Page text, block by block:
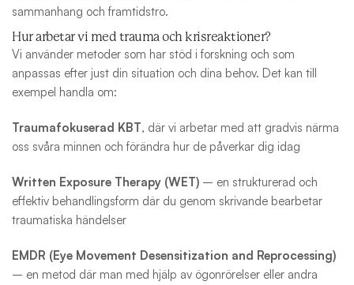
sammanhang och framtidstro.
Hur arbetar vi med trauma och krisreaktioner?
Vi använder metoder som har stöd i forskning och som
anpassas efter just din situation och dina behov. Det kan till
exempel handla om:
Traumafokuserad KBT, där vi arbetar med att gradvis närma
oss svåra minnen och förändra hur de påverkar dig idag
Written Exposure Therapy (WET) – en strukturerad och
effektiv behandlingsform där du genom skrivande bearbetar
traumatiska händelser
EMDR (Eye Movement Desensitization and Reprocessing)
– en metod där man med hjälp av ögonrörelser eller andra